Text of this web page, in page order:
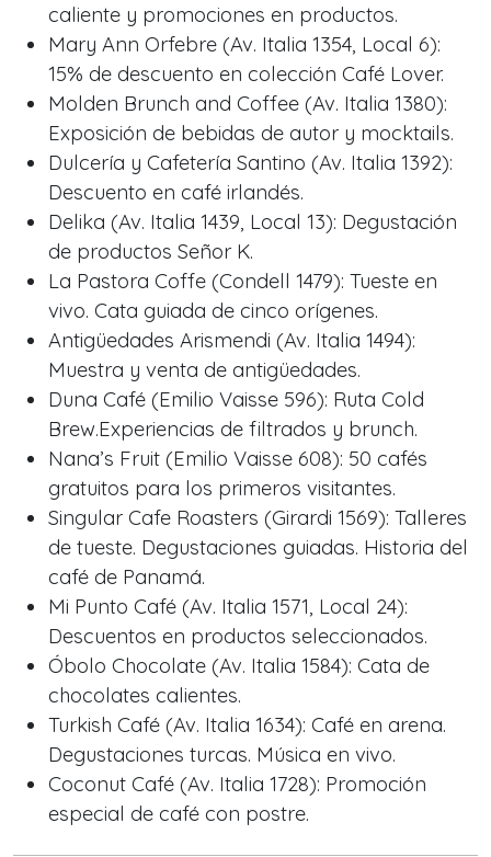
caliente y promociones en productos.
Mary Ann Orfebre (Av. Italia 1354, Local 6):
15% de descuento en colección Café Lover.
Molden Brunch and Coffee (Av. Italia 1380):
Exposición de bebidas de autor y mocktails.
Dulcería y Cafetería Santino (Av. Italia 1392):
Descuento en café irlandés.
Delika (Av. Italia 1439, Local 13): Degustación
de productos Señor K.
La Pastora Coffe (Condell 1479): Tueste en
vivo. Cata guiada de cinco orígenes.
Antigüedades Arismendi (Av. Italia 1494):
Muestra y venta de antigüedades.
Duna Café (Emilio Vaisse 596): Ruta Cold
Brew.Experiencias de filtrados y brunch.
Nana’s Fruit (Emilio Vaisse 608): 50 cafés
gratuitos para los primeros visitantes.
Singular Cafe Roasters (Girardi 1569): Talleres
de tueste. Degustaciones guiadas. Historia del
café de Panamá.
Mi Punto Café (Av. Italia 1571, Local 24):
Descuentos en productos seleccionados.
Óbolo Chocolate (Av. Italia 1584): Cata de
chocolates calientes.
Turkish Café (Av. Italia 1634): Café en arena.
Degustaciones turcas. Música en vivo.
Coconut Café (Av. Italia 1728): Promoción
especial de café con postre.